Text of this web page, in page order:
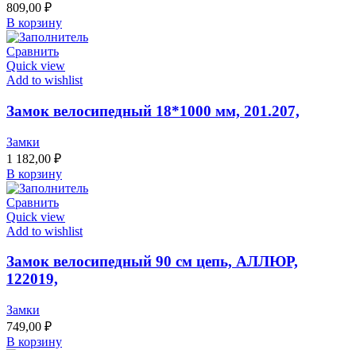
809,00 ₽
В корзину
Сравнить
Quick view
Add to wishlist
Замок велосипедный 18*1000 мм, 201.207,
Замки
1 182,00 ₽
В корзину
Сравнить
Quick view
Add to wishlist
Замок велосипедный 90 см цепь, АЛЛЮР,
122019,
Замки
749,00 ₽
В корзину